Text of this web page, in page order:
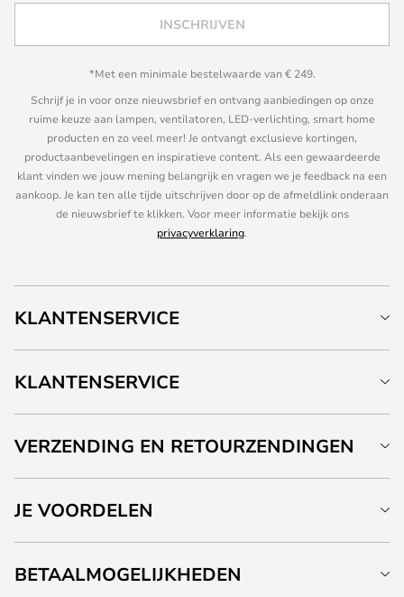
INSCHRIJVEN
*Met een minimale bestelwaarde van € 249.
Schrijf je in voor onze nieuwsbrief en ontvang aanbiedingen op onze
ruime keuze aan lampen, ventilatoren, LED-verlichting, smart home
producten en zo veel meer! Je ontvangt exclusieve kortingen,
productaanbevelingen en inspiratieve content. Als een gewaardeerde
klant vinden we jouw mening belangrijk en vragen we je feedback na een
aankoop. Je kan ten alle tijde uitschrijven door op de afmeldlink onderaan
de nieuwsbrief te klikken. Voor meer informatie bekijk ons
privacyverklaring.
KLANTENSERVICE
KLANTENSERVICE
VERZENDING EN RETOURZENDINGEN
JE VOORDELEN
BETAALMOGELIJKHEDEN